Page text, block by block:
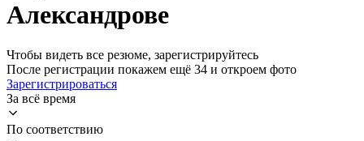
Александрове
Чтобы видеть все резюме, зарегистрируйтесь
После регистрации покажем ещё 34 и откроем фото
Зарегистрироваться
За всё время
По соответствию